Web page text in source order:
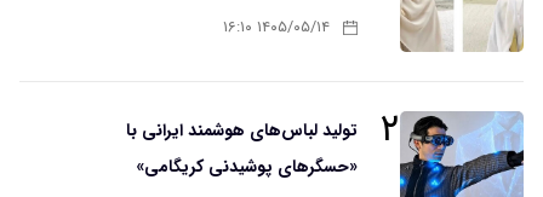
۱۴۰۵/۰۵/۱۴ ۱۶:۱۰
۲
تولید لباس‌های هوشمند ایرانی با
«حسگرهای پوشیدنی کریگامی»